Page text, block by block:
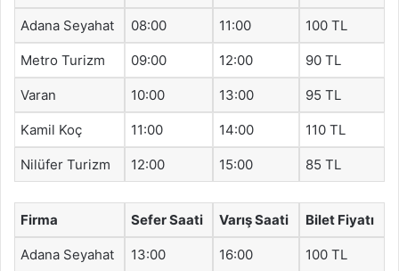
Adana Seyahat 08:00 11:00 100 TL
Metro Turizm 09:00 12:00 90 TL
Varan 10:00 13:00 95 TL
Kamil Koç 11:00 14:00 110 TL
Nilüfer Turizm 12:00 15:00 85 TL
Firma Sefer Saati Varış Saati Bilet Fiyatı
Adana Seyahat 13:00 16:00 100 TL